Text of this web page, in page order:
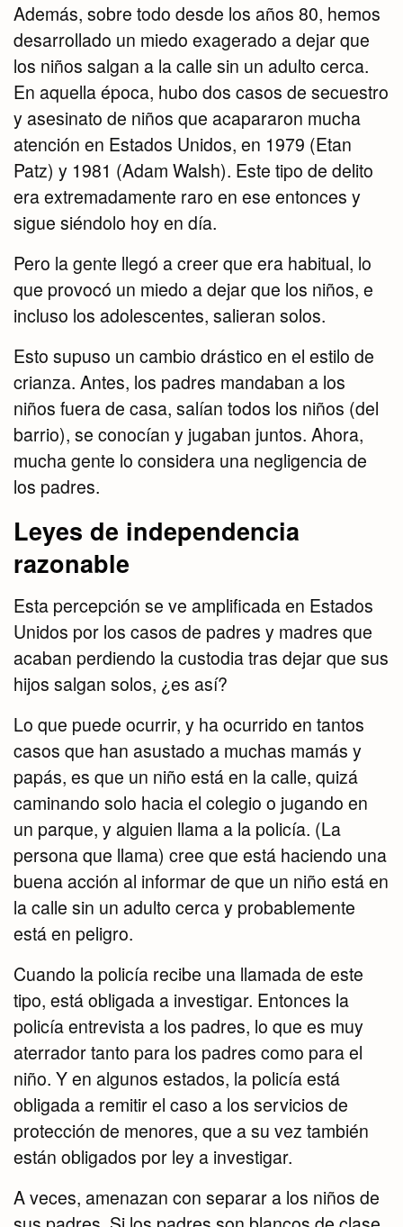
Además, sobre todo desde los años 80, hemos
desarrollado un miedo exagerado a dejar que
los niños salgan a la calle sin un adulto cerca.
En aquella época, hubo dos casos de secuestro
y asesinato de niños que acapararon mucha
atención en Estados Unidos, en 1979 (Etan
Patz) y 1981 (Adam Walsh). Este tipo de delito
era extremadamente raro en ese entonces y
sigue siéndolo hoy en día.
Pero la gente llegó a creer que era habitual, lo
que provocó un miedo a dejar que los niños, e
incluso los adolescentes, salieran solos.
Esto supuso un cambio drástico en el estilo de
crianza. Antes, los padres mandaban a los
niños fuera de casa, salían todos los niños (del
barrio), se conocían y jugaban juntos. Ahora,
mucha gente lo considera una negligencia de
los padres.
Leyes de independencia
razonable
Esta percepción se ve amplificada en Estados
Unidos por los casos de padres y madres que
acaban perdiendo la custodia tras dejar que sus
hijos salgan solos, ¿es así?
Lo que puede ocurrir, y ha ocurrido en tantos
casos que han asustado a muchas mamás y
papás, es que un niño está en la calle, quizá
caminando solo hacia el colegio o jugando en
un parque, y alguien llama a la policía. (La
persona que llama) cree que está haciendo una
buena acción al informar de que un niño está en
la calle sin un adulto cerca y probablemente
está en peligro.
Cuando la policía recibe una llamada de este
tipo, está obligada a investigar. Entonces la
policía entrevista a los padres, lo que es muy
aterrador tanto para los padres como para el
niño. Y en algunos estados, la policía está
obligada a remitir el caso a los servicios de
protección de menores, que a su vez también
están obligados por ley a investigar.
A veces, amenazan con separar a los niños de